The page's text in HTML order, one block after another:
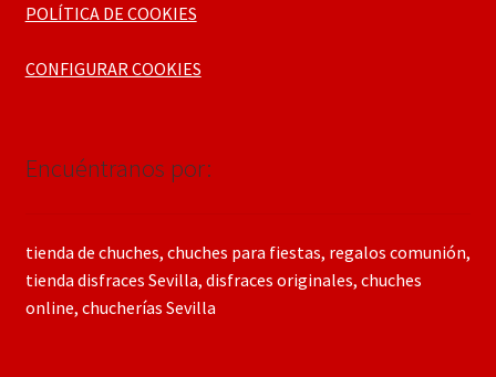
POLÍTICA DE COOKIES
CONFIGURAR COOKIES
Encuéntranos por:
tienda de chuches, chuches para fiestas, regalos comunión,
tienda disfraces Sevilla, disfraces originales, chuches
online, chucherías Sevilla